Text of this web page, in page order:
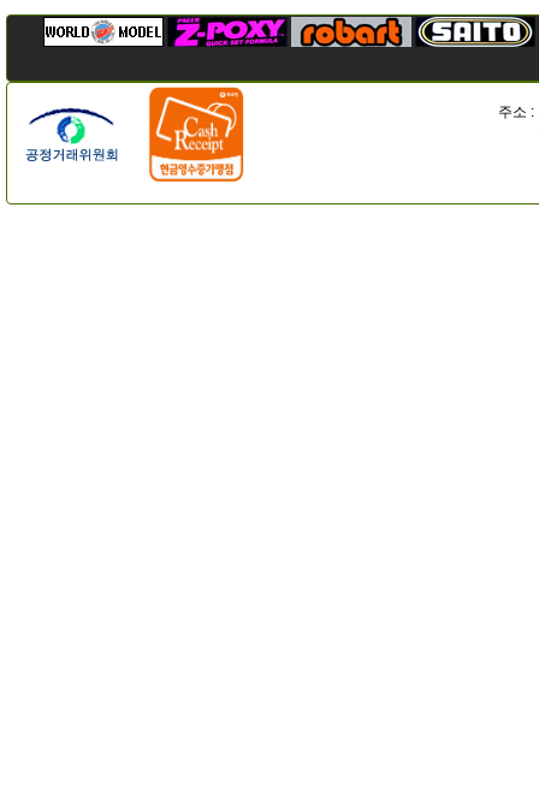
주소